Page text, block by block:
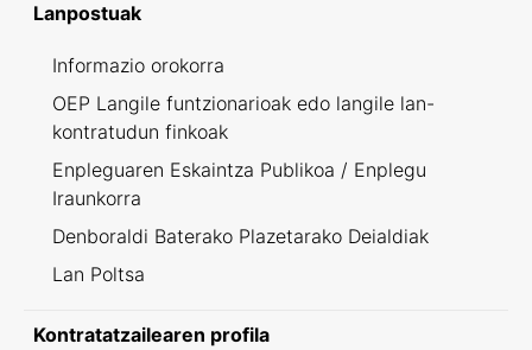
Lanpostuak
Informazio orokorra
OEP Langile funtzionarioak edo langile lan-
kontratudun finkoak
Enpleguaren Eskaintza Publikoa / Enplegu
Iraunkorra
Denboraldi Baterako Plazetarako Deialdiak
Lan Poltsa
Kontratatzailearen profila